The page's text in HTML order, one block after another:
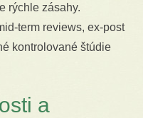
rýchle zásahy.
term reviews, ex-post
kontrolované štúdie
a